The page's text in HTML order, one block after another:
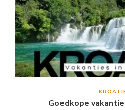
Goedkope